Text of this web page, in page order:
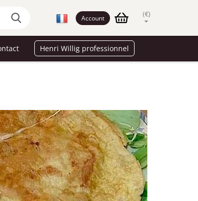
Account (€)
Henri Willig professionnel